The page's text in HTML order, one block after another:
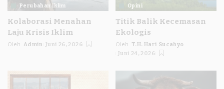
Perubahan Iklim
Kolaborasi Menahan
Laju Krisis Iklim
Posted
Oleh: Admin Juni 26, 2026
Opini
Titik Balik Kecemasan
Ekologis
Posted
by
Oleh:
T.H. Hari Sucahyo
Juni 24, 2026